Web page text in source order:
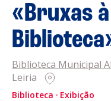
Promotores
Clubes
Contactos
«Bruxas
Biblioteca Municipal
Leiria
Biblioteca Exibição
CRIAR NOVO